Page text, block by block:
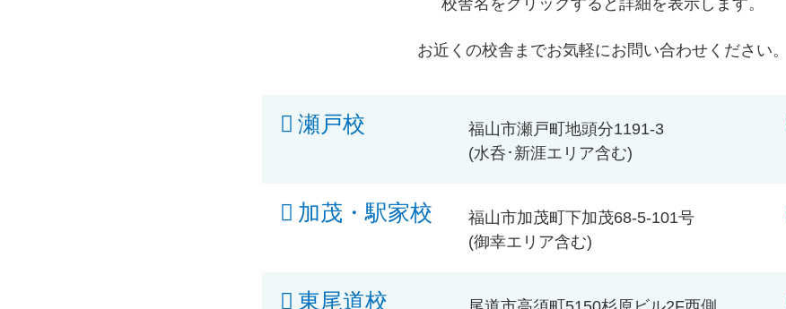
お近くの校舎までお気軽にお問い合わせください。
瀬戸校
福山市瀬戸町地頭分1191-3
(水呑･新涯エリア含む)
加茂・駅家校
福山市加茂町下加茂68-5-101号
(御幸エリア含む)
東尾道校